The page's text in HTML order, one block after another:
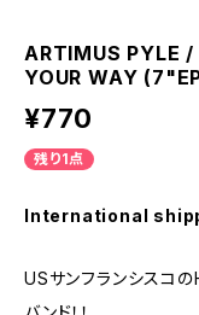
ARTIMUS PYLE
YOUR WAY
¥770
残り1点
International
USサンフランシスコ